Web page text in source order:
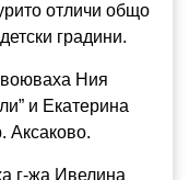
отличи общо
градини.
Ния
и Екатерина
Аксаково.
г-жа Ивелина